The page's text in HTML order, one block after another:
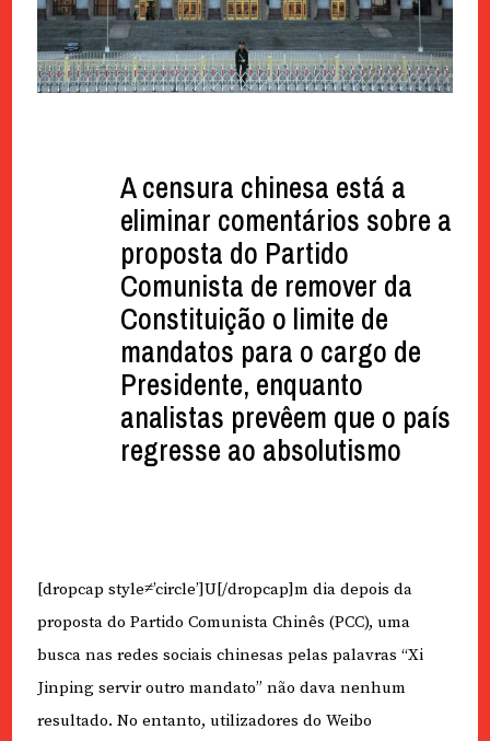
A censura chinesa está a
eliminar comentários sobre a
proposta do Partido
Comunista de remover da
Constituição o limite de
mandatos para o cargo de
Presidente, enquanto
analistas prevêem que o país
regresse ao absolutismo
[dropcap style≠’circle’]U[/dropcap]m dia depois da
proposta do Partido Comunista Chinês (PCC), uma
busca nas redes sociais chinesas pelas palavras “Xi
Jinping servir outro mandato” não dava nenhum
resultado. No entanto, utilizadores do Weibo